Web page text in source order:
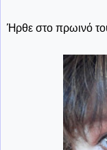
Ήρθε στο πρωινό